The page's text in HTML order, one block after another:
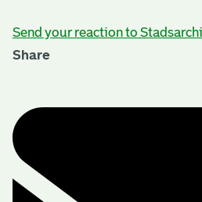
Send your reaction to
Share